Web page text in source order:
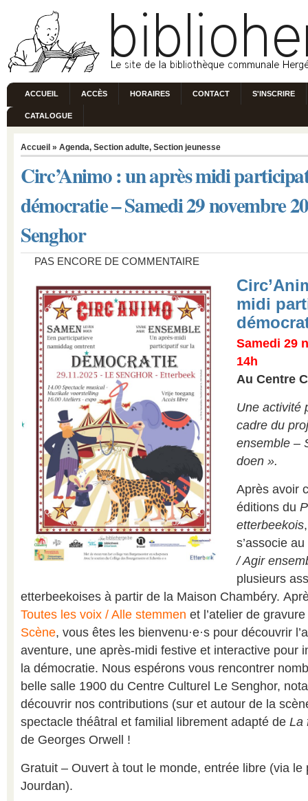
ACCUEIL ACCÈS HORAIRES CONTACT S'INSCRIRE
CATALOGUE
Accueil » Agenda, Section adulte, Section jeunesse
Circ’Animo : un après midi
démocratie – Samedi 29 novembre
Senghor
PAS ENCORE DE COMMENTAIRE
midi
Samedi 29
14h
Au Centre
Une activité
cadre du
ensemble –
doen ».
Après avoir
éditions du
etterbeekois
s’associe
/ Agir
plusieurs
etterbeekoises à partir de la Maison Chambéry.
Toutes les voix / Alle stemmen et l’atelier de gravure
Scène, vous êtes les bienvenu·e·s pour découvrir
aventure, une après-midi festive et interactive pour
la démocratie. Nous espérons vous rencontrer
belle salle 1900 du Centre Culturel Le Senghor,
découvrir nos contributions (sur et autour de la
spectacle théâtral et familial librement adapté de La
de Georges Orwell !
Gratuit – Ouvert à tout le monde, entrée libre (via le
Jourdan).